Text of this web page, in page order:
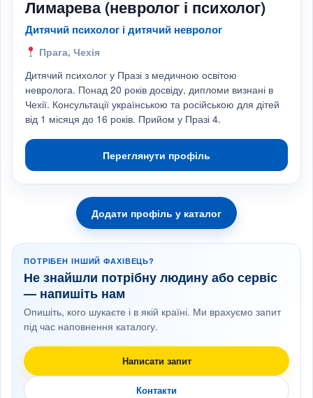
Лимарева (невролог і психолог)
Дитячий психолог і дитячий невролог
Прага, Чехія
Дитячий психолог у Празі з медичною освітою
невролога. Понад 20 років досвіду, дипломи визнані в
Чехії. Консультації українською та російською для дітей
від 1 місяця до 16 років. Прийом у Празі 4.
Переглянути профіль
Додати профіль у каталог
ПОТРІБЕН ІНШИЙ ФАХІВЕЦЬ?
Не знайшли потрібну людину або сервіс
— напишіть нам
Опишіть, кого шукаєте і в якій країні. Ми врахуємо запит
під час наповнення каталогу.
Написати запит
Контакти